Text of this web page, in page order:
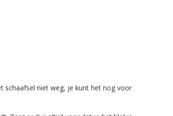
schaafsel niet weg, je kunt het nog voor